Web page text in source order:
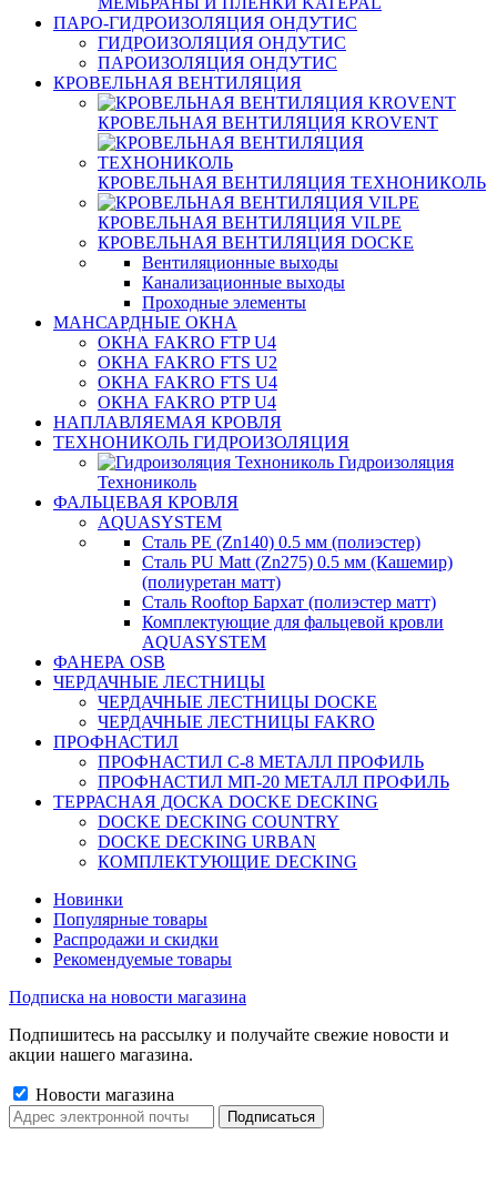
ПАРО-ГИДРОИЗОЛЯЦИЯ ОНДУТИС
ГИДРОИЗОЛЯЦИЯ ОНДУТИС
ПАРОИЗОЛЯЦИЯ ОНДУТИС
КРОВЕЛЬНАЯ ВЕНТИЛЯЦИЯ
КРОВЕЛЬНАЯ ВЕНТИЛЯЦИЯ KROVENT
КРОВЕЛЬНАЯ ВЕНТИЛЯЦИЯ ТЕХНОНИКОЛЬ
КРОВЕЛЬНАЯ ВЕНТИЛЯЦИЯ VILPE
КРОВЕЛЬНАЯ ВЕНТИЛЯЦИЯ DOCKE
Вентиляционные выходы
Канализационные выходы
Проходные элементы
МАНСАРДНЫЕ ОКНА
ОКНА FAKRO FTP U4
ОКНА FAKRO FTS U2
ОКНА FAKRO FTS U4
ОКНА FAKRO PTP U4
НАПЛАВЛЯЕМАЯ КРОВЛЯ
ТЕХНОНИКОЛЬ ГИДРОИЗОЛЯЦИЯ
Гидроизоляция
Технониколь
ФАЛЬЦЕВАЯ КРОВЛЯ
AQUASYSTEM
Сталь PE (Zn140) 0.5 мм (полиэстер)
Сталь PU Matt (Zn275) 0.5 мм (Кашемир)
(полиуретан матт)
Сталь Rooftop Бархат (полиэстер матт)
Комплектующие для фальцевой кровли
AQUASYSTEM
ФАНЕРА OSB
ЧЕРДАЧНЫЕ ЛЕСТНИЦЫ
ЧЕРДАЧНЫЕ ЛЕСТНИЦЫ DOCKE
ЧЕРДАЧНЫЕ ЛЕСТНИЦЫ FAKRO
ПРОФНАСТИЛ
ПРОФНАСТИЛ C-8 МЕТАЛЛ ПРОФИЛЬ
ПРОФНАСТИЛ МП-20 МЕТАЛЛ ПРОФИЛЬ
ТЕРРАСНАЯ ДОСКА DOCKE DECKING
DOCKE DECKING COUNTRY
DOCKE DECKING URBAN
КОМПЛЕКТУЮЩИЕ DECKING
Новинки
Популярные товары
Распродажи и скидки
Рекомендуемые товары
Подписка на новости магазина
Подпишитесь на рассылку и получайте свежие новости и
акции нашего магазина.
Новости магазина